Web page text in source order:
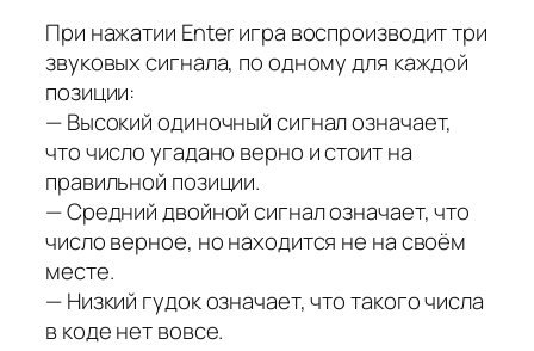
При нажатии Enter игра воспроизводит три
звуковых сигнала, по одному для каждой
позиции:
— Высокий одиночный сигнал означает,
что число угадано верно и стоит на
правильной позиции.
— Средний двойной сигнал означает, что
число верное, но находится не на своём
месте.
— Низкий гудок означает, что такого числа
в коде нет вовсе.